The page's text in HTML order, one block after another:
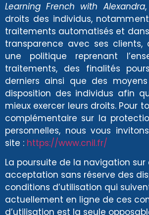
Learning French with Alexandra
droits des individus,
traitements automatisés et
transparence avec ses
une politique reprenant
traitements, des finalités
derniers ainsi que des
disposition des individus afin
mieux exercer leurs droits. Pour
complémentaire sur la
personnelles, nous vous
site : https://www.cnil.fr/
La poursuite de la navigation
acceptation sans réserve des
conditions d’utilisation qui
actuellement en ligne de ces
d’utilisation est la seule